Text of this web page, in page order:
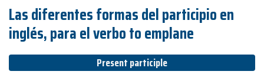
Las diferentes formas del participio en
inglés, para el verbo to emplane
Present participle